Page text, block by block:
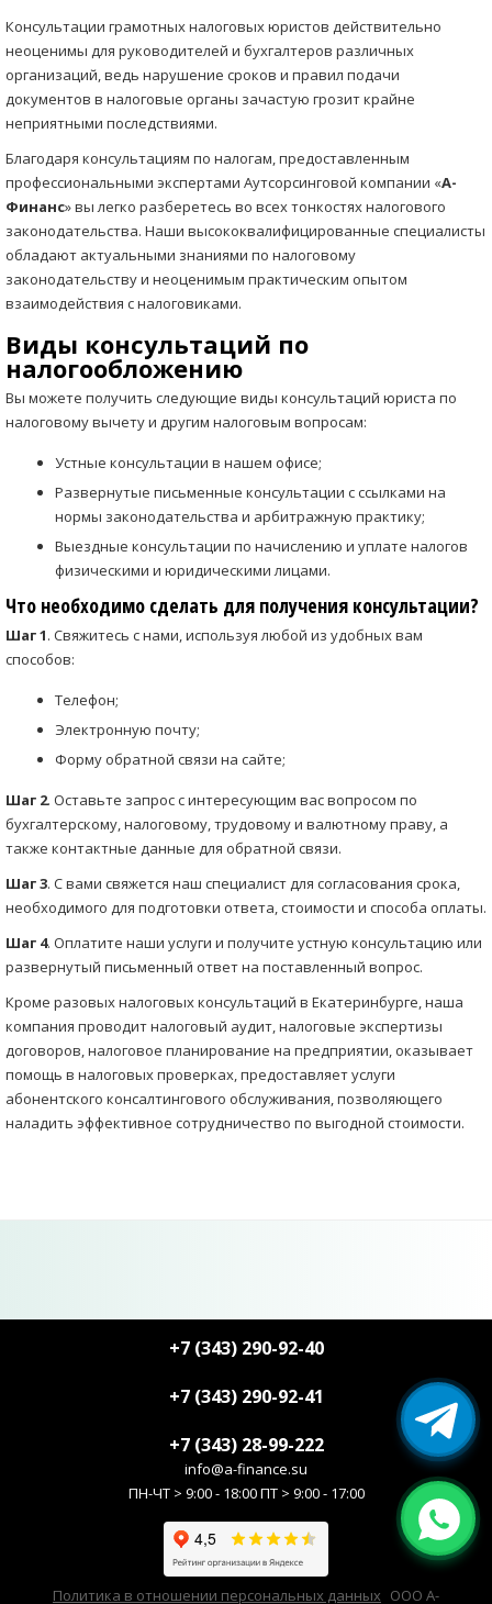
Консультации грамотных налоговых юристов действительно
неоценимы для руководителей и бухгалтеров различных
организаций, ведь нарушение сроков и правил подачи
документов в налоговые органы зачастую грозит крайне
неприятными последствиями.
Благодаря консультациям по налогам, предоставленным
профессиональными экспертами Аутсорсинговой компании «А-
Финанс» вы легко разберетесь во всех тонкостях налогового
законодательства. Наши высококвалифицированные специалисты
обладают актуальными знаниями по налоговому
законодательству и неоценимым практическим опытом
взаимодействия с налоговиками.
Виды консультаций по
налогообложению
Вы можете получить следующие виды консультаций юриста по
налоговому вычету и другим налоговым вопросам:
Устные консультации в нашем офисе;
Развернутые письменные консультации с ссылками на
нормы законодательства и арбитражную практику;
Выездные консультации по начислению и уплате налогов
физическими и юридическими лицами.
Что необходимо сделать для получения консультации?
Шаг 1. Свяжитесь с нами, используя любой из удобных вам
способов:
Телефон;
Электронную почту;
Форму обратной связи на сайте;
Шаг 2. Оставьте запрос с интересующим вас вопросом по
бухгалтерскому, налоговому, трудовому и валютному праву, а
также контактные данные для обратной связи.
Шаг 3. С вами свяжется наш специалист для согласования срока,
необходимого для подготовки ответа, стоимости и способа оплаты.
Шаг 4. Оплатите наши услуги и получите устную консультацию или
развернутый письменный ответ на поставленный вопрос.
Кроме разовых налоговых консультаций в Екатеринбурге, наша
компания проводит налоговый аудит, налоговые экспертизы
договоров, налоговое планирование на предприятии, оказывает
помощь в налоговых проверках, предоставляет услуги
абонентского консалтингового обслуживания, позволяющего
наладить эффективное сотрудничество по выгодной стоимости.
+7 (343) 290-92-40
+7 (343) 290-92-41
+7 (343) 28-99-222
info@a-finance.su
ПН-ЧТ > 9:00 - 18:00 ПТ > 9:00 - 17:00
Политика в отношении персональных данных ООО А-